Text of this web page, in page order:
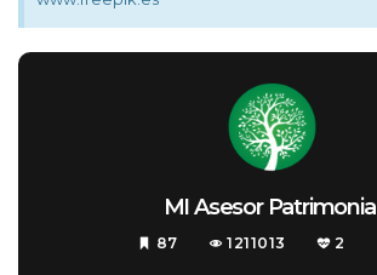
MI Asesor Patrimonial
87 1211013 2